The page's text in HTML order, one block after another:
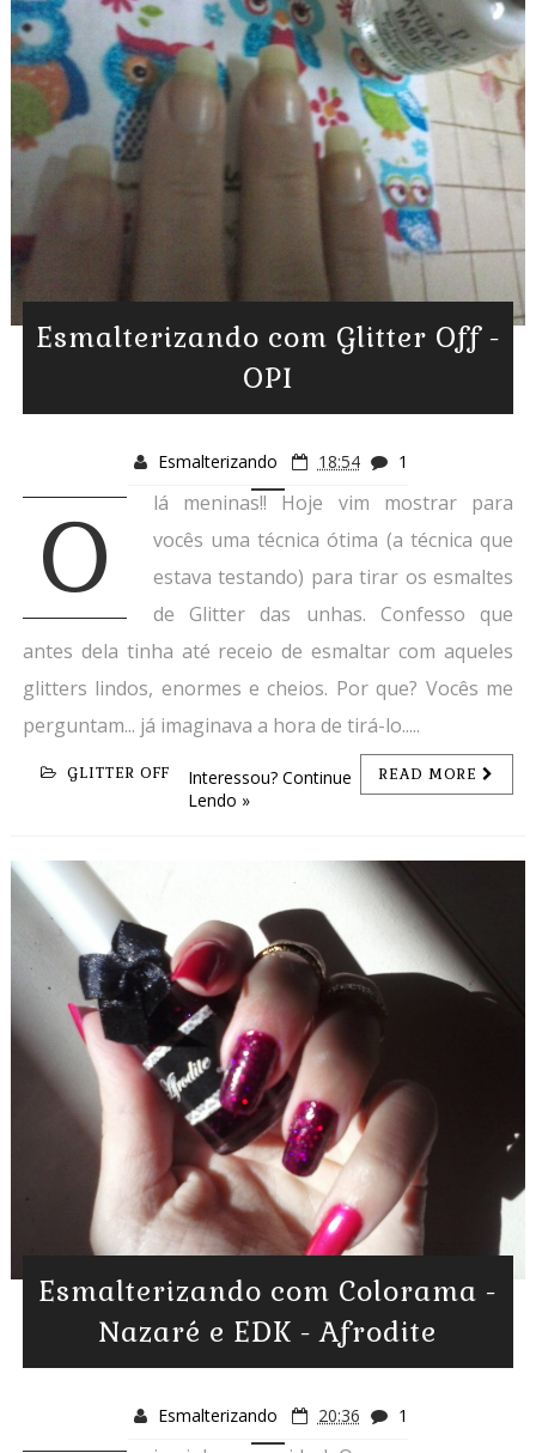
Esmalterizando com Glitter Off -
OPI
Esmalterizando 18:54 1
O
lá meninas!! Hoje vim mostrar para
vocês uma técnica ótima (a técnica que
estava testando) para tirar os esmaltes
de Glitter das unhas. Confesso que
antes dela tinha até receio de esmaltar com aqueles
glitters lindos, enormes e cheios. Por que? Vocês me
perguntam... já imaginava a hora de tirá-lo.....
GLITTER OFF READ MORE
Interessou? Continue
Lendo »
Esmalterizando com Colorama -
Nazaré e EDK - Afrodite
Esmalterizando 20:36 1